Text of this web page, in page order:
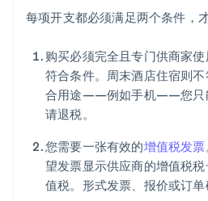
每项开支都必须满足两个条件，
购买必须完全且专门供商家
符合条件。周末酒店住宿则
合用途——例如手机——您只
请退税。
您需要一张有效的增值税发票
望发票显示供应商的增值税
值税。形式发票、报价或订单